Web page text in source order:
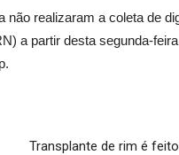
não realizaram a coleta de
a partir desta segunda-
Transplante de rim é